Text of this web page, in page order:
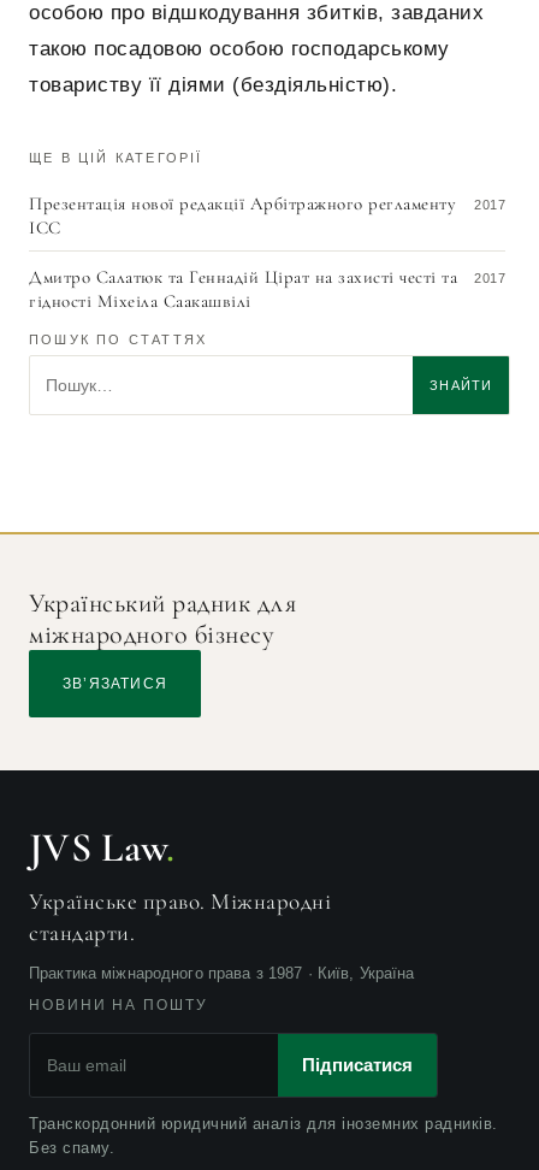
особою про відшкодування збитків, завданих
такою посадовою особою господарському
товариству її діями (бездіяльністю).
ЩЕ В ЦІЙ КАТЕГОРІЇ
Презентація нової редакції Арбітражного регламенту
ICC
2017
Дмитро Салатюк та Геннадій Цірат на захисті честі та
гідності Міхеіла Саакашвілі
2017
ПОШУК ПО СТАТТЯХ
ЗНАЙТИ
Український радник для
міжнародного бізнесу
ЗВ’ЯЗАТИСЯ
JVS Law.
Українське право. Міжнародні
стандарти.
Практика міжнародного права з 1987 · Київ, Україна
НОВИНИ НА ПОШТУ
Підписатися
Транскордонний юридичний аналіз для іноземних радників.
Без спаму.